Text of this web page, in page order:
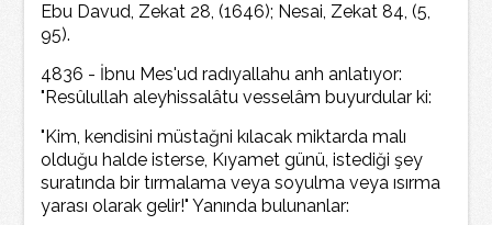
Ebu Davud, Zekat 28, (1646); Nesai, Zekat 84, (5,
95).
4836 - İbnu Mes'ud radıyallahu anh anlatıyor:
"Resûlullah aleyhissalâtu vesselâm buyurdular ki:
"Kim, kendisini müstağni kılacak miktarda malı
olduğu halde isterse, Kıyamet günü, istediği şey
suratında bir tırmalama veya soyulma veya ısırma
yarası olarak gelir!" Yanında bulunanlar: